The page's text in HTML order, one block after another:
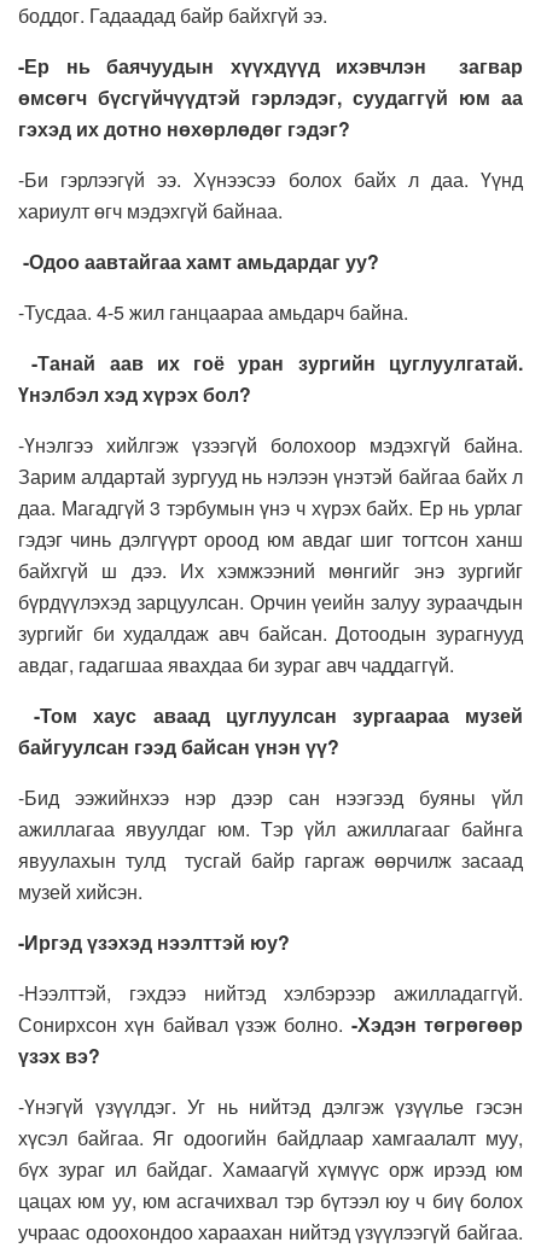
боддог. Гадаадад байр байхгүй ээ.
-Ер нь баячуудын хүүхдүүд ихэвчлэн загвар
өмсөгч бүсгүйчүүдтэй гэрлэдэг, суудаггүй юм аа
гэхэд их дотно нөхөрлөдөг гэдэг?
-Би гэрлээгүй ээ. Хүнээсээ болох байх л даа. Үүнд
хариулт өгч мэдэхгүй байнаа.
-Одоо аавтайгаа хамт амьдардаг уу?
-Тусдаа. 4-5 жил ганцаараа амьдарч байна.
-Танай аав их гоё уран зургийн цуглуулгатай.
Үнэлбэл хэд хүрэх бол?
-Үнэлгээ хийлгэж үзээгүй болохоор мэдэхгүй байна.
Зарим алдартай зургууд нь нэлээн үнэтэй байгаа байх л
даа. Магадгүй 3 тэрбумын үнэ ч хүрэх байх. Ер нь урлаг
гэдэг чинь дэлгүүрт ороод юм авдаг шиг тогтсон ханш
байхгүй ш дээ. Их хэмжээний мөнгийг энэ зургийг
бүрдүүлэхэд зарцуулсан. Орчин үеийн залуу зураачдын
зургийг би худалдаж авч байсан. Дотоодын зурагнууд
авдаг, гадагшаа явахдаа би зураг авч чаддаггүй.
-Том хаус аваад цуглуулсан зургаараа музей
байгуулсан гээд байсан үнэн үү?
-Бид ээжийнхээ нэр дээр сан нээгээд буяны үйл
ажиллагаа явуулдаг юм. Тэр үйл ажиллагааг байнга
явуулахын тулд тусгай байр гаргаж өөрчилж засаад
музей хийсэн.
-Иргэд үзэхэд нээлттэй юу?
-Нээлттэй, гэхдээ нийтэд хэлбэрээр ажилладаггүй.
Сонирхсон хүн байвал үзэж болно. -Хэдэн төгрөгөөр
үзэх вэ?
-Үнэгүй үзүүлдэг. Уг нь нийтэд дэлгэж үзүүлье гэсэн
хүсэл байгаа. Яг одоогийн байдлаар хамгаалалт муу,
бүх зураг ил байдаг. Хамаагүй хүмүүс орж ирээд юм
цацах юм уу, юм асгачихвал тэр бүтээл юу ч биү болох
учраас одоохондоо хараахан нийтэд үзүүлээгүй байгаа.